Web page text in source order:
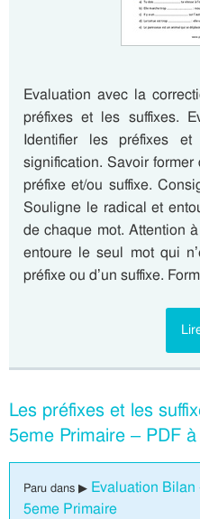
Evaluation avec la
préfixes et les suffixes.
Identifier les préfixes
signification. Savoir
préfixe et/ou suffixe.
Souligne le radical et
de chaque mot. Attention
entoure le seul mot qui
préfixe ou d’un suffixe.
Les préfixes et les
5eme Primaire – PDF
Paru dans ▶ Evaluation Bilan
5eme Primaire